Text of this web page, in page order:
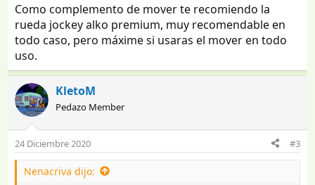
Como complemento de mover te recomiendo la
rueda jockey alko premium, muy recomendable en
todo caso, pero máxime si usaras el mover en todo
uso.
KletoM
Pedazo Member
24 Diciembre 2020 #3
Nenacriva dijo: